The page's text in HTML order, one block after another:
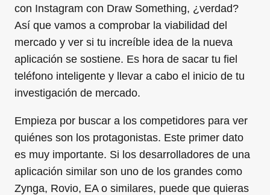
con Instagram con Draw Something, ¿verdad?
Así que vamos a comprobar la viabilidad del
mercado y ver si tu increíble idea de la nueva
aplicación se sostiene. Es hora de sacar tu fiel
teléfono inteligente y llevar a cabo el inicio de tu
investigación de mercado.
Empieza por buscar a los competidores para ver
quiénes son los protagonistas. Este primer dato
es muy importante. Si los desarrolladores de una
aplicación similar son uno de los grandes como
Zynga, Rovio, EA o similares, puede que quieras